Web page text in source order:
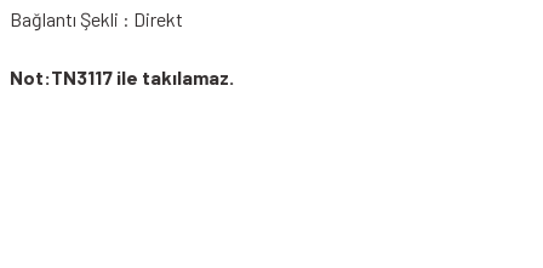
Bağlantı Şekli : Direkt
Not:TN3117 ile takılamaz.